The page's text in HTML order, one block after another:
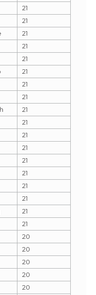
21
21
21
21
21
21
21
21
21
21
21
21
21
21
21
21
21
21
20
20
20
20
20